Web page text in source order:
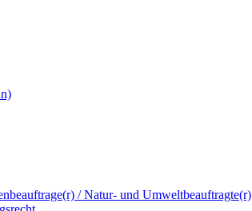
/ Natur- und Umweltbeauftragte(r)